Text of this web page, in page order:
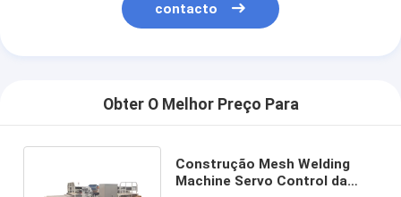
contacto
Obter O Melhor Preço Para
Construção Mesh Welding
Machine Servo Control da